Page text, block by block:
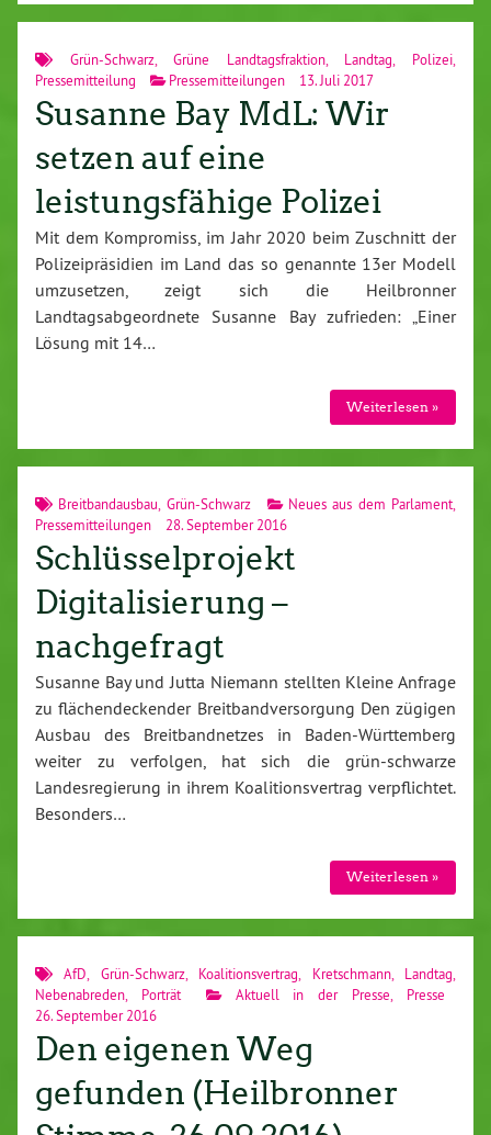
Grün-Schwarz,Grüne Landtagsfraktion, Landtag, Polizei,
Pressemitteilung
Pressemitteilungen 13. Juli 2017
Susanne Bay MdL: Wir
setzen auf eine
leistungsfähige Polizei
Mit dem Kompromiss, im Jahr 2020 beim Zuschnitt der
Polizeipräsidien im Land das so genannte 13er Modell
umzusetzen, zeigt sich die Heilbronner
Landtagsabgeordnete Susanne Bay zufrieden: „Einer
Lösung mit 14…
Weiterlesen »
Breitbandausbau Grün-Schwarz Neues aus dem Parlament
Pressemitteilungen
28. September 2016
Schlüsselprojekt
Digitalisierung –
nachgefragt
Susanne Bay und Jutta Niemann stellten Kleine Anfrage
zu flächendeckender Breitbandversorgung Den zügigen
Ausbau des Breitbandnetzes in Baden-Württemberg
weiter zu verfolgen, hat sich die grün-schwarze
Landesregierung in ihrem Koalitionsvertrag verpflichtet.
Besonders…
Weiterlesen »
AfD Grün-Schwarz, Koalitionsvertrag Kretschmann, Landtag
Nebenabreden
Porträt Aktuell in der Presse
Presse
26. September 2016
Den eigenen Weg
gefunden (Heilbronner